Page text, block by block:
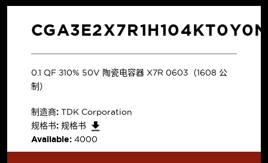
CGA3E2X7R1H104KT0Y0N
0.1 µF ±10% 50V 陶瓷电容器 X7R 0603（1608 公
制）
制造商: TDK Corporation
规格书: 规格书
Available: 4000